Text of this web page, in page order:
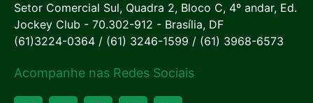
Setor Comercial Sul, Quadra 2, Bloco C, 4º andar, Ed.
Jockey Club - 70.302-912 - Brasília, DF
(61)3224-0364 / (61) 3246-1599 / (61) 3968-6573
Acompanhe nas Redes Sociais